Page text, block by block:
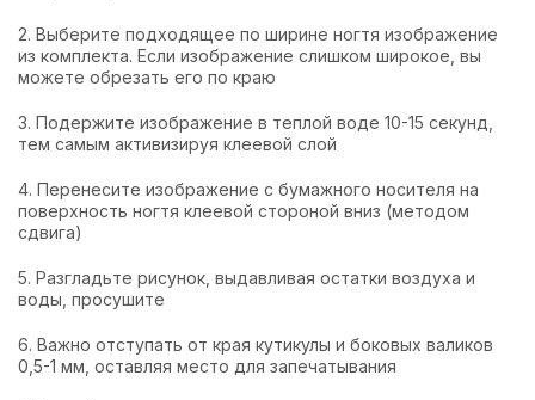
2. Выберите подходящее по ширине ногтя изображение
из комплекта. Если изображение слишком широкое, вы
можете обрезать его по краю
3. Подержите изображение в теплой воде 10-15 секунд,
тем самым активизируя клеевой слой
4. Перенесите изображение с бумажного носителя на
поверхность ногтя клеевой стороной вниз (методом
сдвига)
5. Разгладьте рисунок, выдавливая остатки воздуха и
воды, просушите
6. Важно отступать от края кутикулы и боковых валиков
0,5-1 мм, оставляя место для запечатывания